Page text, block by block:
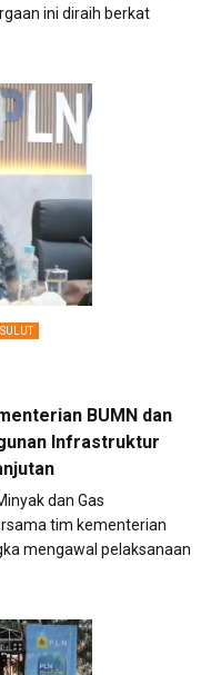
ini diraih berkat
SULUT
BUMN dan
Infrastruktur
dan Gas
tim kementerian
mengawal pelaksanaan